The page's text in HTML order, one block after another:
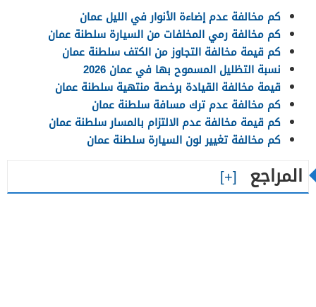
كم مخالفة عدم إضاءة الأنوار في الليل عمان
كم مخالفة رمي المخلفات من السيارة سلطنة عمان
كم قيمة مخالفة التجاوز من الكتف سلطنة عمان
نسبة التظليل المسموح بها في عمان 2026
قيمة مخالفة القيادة برخصة منتهية سلطنة عمان
كم مخالفة عدم ترك مسافة سلطنة عمان
كم قيمة مخالفة عدم الالتزام بالمسار سلطنة عمان
كم مخالفة تغيير لون السيارة سلطنة عمان
المراجع